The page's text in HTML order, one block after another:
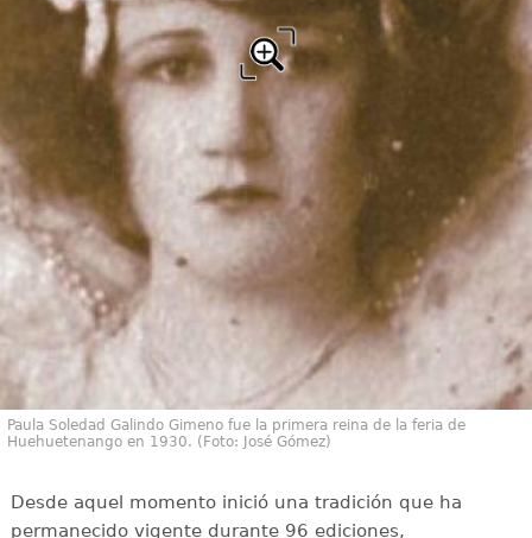
Paula Soledad Galindo Gimeno fue la primera reina de la feria de
Huehuetenango en 1930. (Foto: José Gómez)
Desde aquel momento inició una tradición que ha
permanecido vigente durante 96 ediciones,